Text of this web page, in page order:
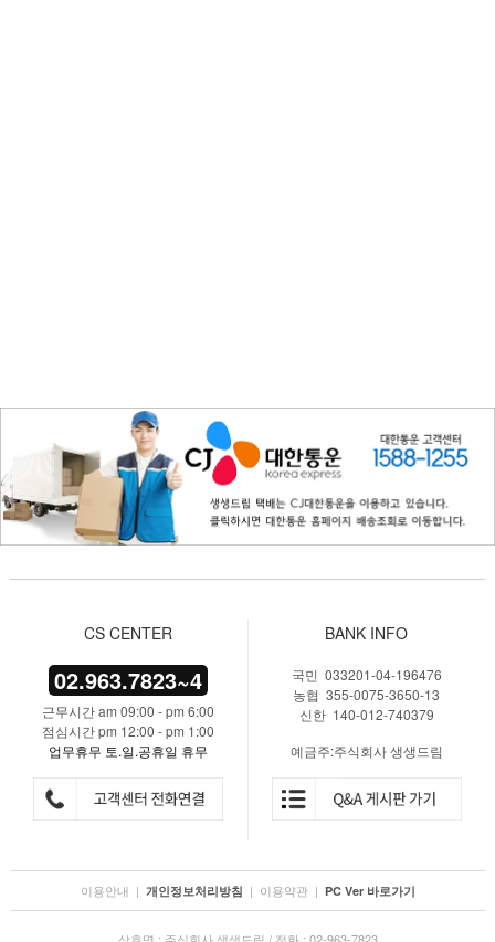
CS CENTER
02.963.7823~4
근무시간 am 09:00 - pm 6:00
점심시간 pm 12:00 - pm 1:00
업무휴무 토.일.공휴일 휴무
BANK INFO
국민 033201-04-196476
농협 355-0075-3650-13
신한 140-012-740379
예금주:주식회사 생생드림
이용안내 | 개인정보처리방침 | 이용약관 | PC Ver 바로가기